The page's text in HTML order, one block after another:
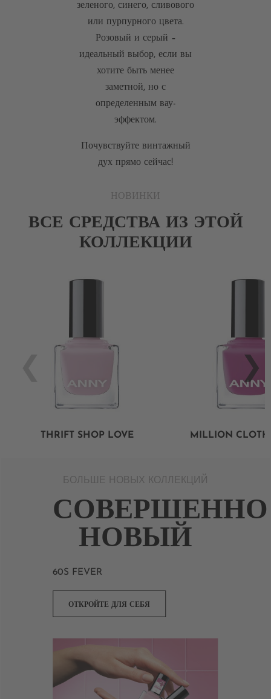
зеленого, синего, сливового
или пурпурного цвета.
Розовый и серый –
идеальный выбор, если вы
хотите быть менее
заметной, но с
определенным вау-
эффектом.
Почувствуйте винтажный
дух прямо сейчас!
НОВИНКИ
ВСЕ СРЕДСТВА ИЗ ЭТОЙ
КОЛЛЕКЦИИ
THRIFT SHOP LOVE MILLION
БОЛЬШЕ НОВЫХ КОЛЛЕКЦИЙ
СОВЕРШЕННО
НОВЫЙ
60S FEVER
ОТКРОЙТЕ ДЛЯ СЕБЯ